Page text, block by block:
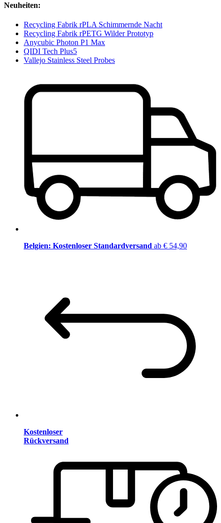
Neuheiten:
Recycling Fabrik rPLA Schimmernde Nacht
Recycling Fabrik rPETG Wilder Prototyp
Anycubic Photon P1 Max
QIDI Tech Plus5
Vallejo Stainless Steel Probes
Belgien: Kostenloser Standardversand ab € 54,90
Kostenloser
Rückversand